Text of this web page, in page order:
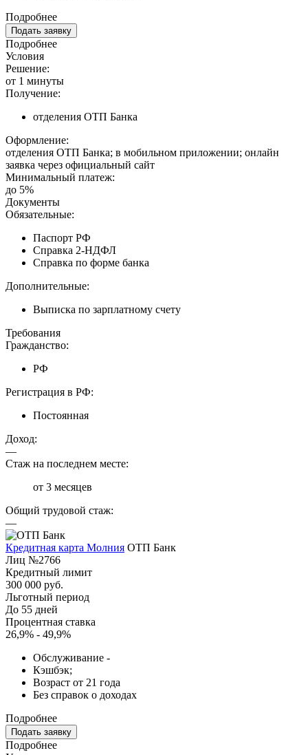
Подробнее
Подать заявку
Подробнее
Условия
Решение:
от 1 минуты
Получение:
отделения ОТП Банка
Оформление:
отделения ОТП Банка; в мобильном приложении; онлайн
заявка через официальный сайт
Минимальный платеж:
до 5%
Документы
Обязательные:
Паспорт РФ
Справка 2-НДФЛ
Справка по форме банка
Дополнительные:
Выписка по зарплатному счету
Требования
Гражданство:
РФ
Регистрация в РФ:
Постоянная
Доход:
—
Стаж на последнем месте:
от 3 месяцев
Общий трудовой стаж:
—
Кредитная карта Молния ОТП Банк
Лиц №2766
Кредитный лимит
300 000 руб.
Льготный период
До 55 дней
Процентная ставка
26,9% - 49,9%
Обслуживание -
Кэшбэк;
Возраст от 21 года
Без справок о доходах
Подробнее
Подать заявку
Подробнее